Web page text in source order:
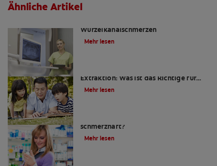
Ähnliche Artikel
Wurzelkanalschmerzen
Mehr lesen
Extraktion: Was ist das Richtige für
mich?
Mehr lesen
schmerzhaft?
Mehr lesen